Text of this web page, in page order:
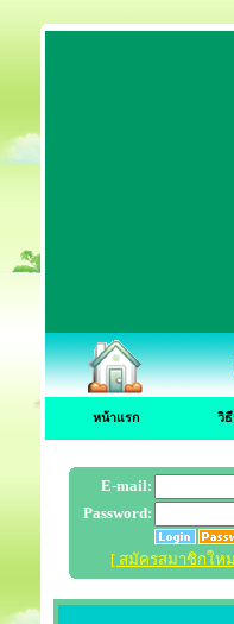
หน้าแรก วิ
E-mail:
Password:
[ สมัครสมาชิกให